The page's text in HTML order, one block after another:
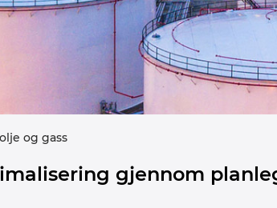
og gass
gjennom